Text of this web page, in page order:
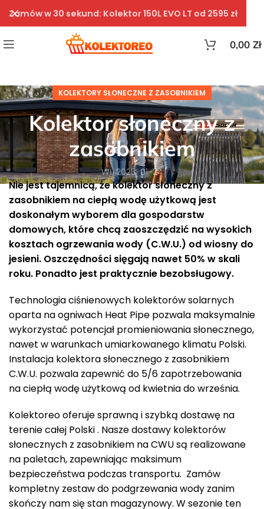
0,00 Zł
KOLEKTORY SŁONECZNE Z ZASOBNIKIEM
Kolektor słoneczny z
zasobnikiem
Wł. 2025-01-24
Nie jest tajemnicą, że kolektor słoneczny z
zasobnikiem na ciepłą wodę użytkową jest
doskonałym wyborem dla gospodarstw
domowych, które chcą zaoszczędzić na wysokich
kosztach ogrzewania wody (C.W.U.) od wiosny do
jesieni. Oszczędności sięgają nawet 50% w skali
roku. Ponadto jest praktycznie bezobsługowy.
Technologia ciśnienowych kolektorów solarnych
oparta na ogniwach Heat Pipe pozwala maksymalnie
wykorzystać potencjał promieniowania słonecznego,
nawet w warunkach umiarkowanego klimatu Polski.
Instalacja kolektora słonecznego z zasobnikiem
C.W.U. pozwala zapewnić do 5/6 zapotrzebowania
na ciepłą wodę użytkową od kwietnia do września.
Kolektoreo oferuje sprawną i szybką dostawę na
terenie całej Polski . Nasze dostawy kolektorów
słonecznych z zasobnikiem na CWU są realizowane
na paletach, zapewniając maksimum
bezpieczeństwa podczas transportu. Zamów
kompletny zestaw do podgrzewania wody zanim
skończy nam się stan magazynowy. W sezonie ten
Zamów w 30 sekund: Kolektor 150L EVO LT od 2595 zł